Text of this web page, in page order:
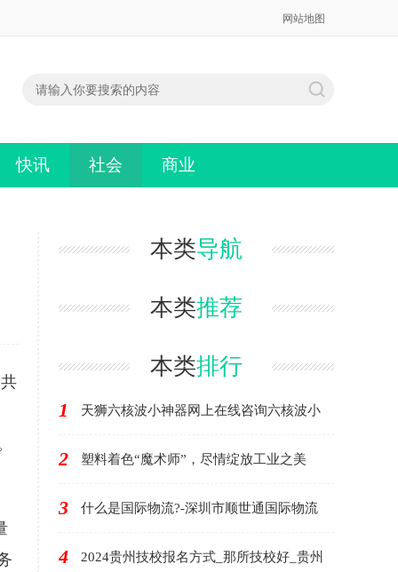
网站地图
快讯 社会 商业
本类导航
本类推荐
本类排行
1 天狮六核波小神器网上在线咨询六核波小
2 塑料着色“魔术师”，尽情绽放工业之美
3 什么是国际物流?-深圳市顺世通国际物流
4
2024贵州技校报名方式_那所技校好_贵州